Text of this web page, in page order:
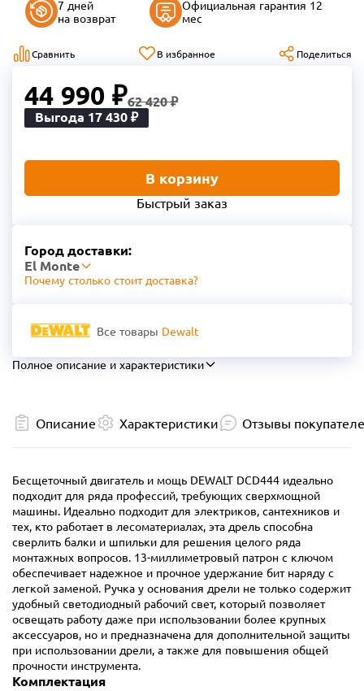
7 дней
на возврат
Официальная гарантия 12
мес
Сравнить В избранное Поделиться
44 990 ₽62 420 ₽
Выгода 17 430 ₽
В корзину
Быстрый заказ
Город доставки:
El Monte
Почему столько стоит доставка?
Все товары Dewalt
Полное описание и характеристики
Описание Характеристики Отзывы
Бесщеточный двигатель и мощь DEWALT DCD444 идеально
подходит для ряда профессий, требующих сверхмощной
машины. Идеально подходит для электриков, сантехников и
тех, кто работает в лесоматериалах, эта дрель способна
сверлить балки и шпильки для решения целого ряда
монтажных вопросов. 13-миллиметровый патрон с ключом
обеспечивает надежное и прочное удержание бит наряду с
легкой заменой. Ручка у основания дрели не только содержит
удобный светодиодный рабочий свет, который позволяет
освещать работу даже при использовании более крупных
аксессуаров, но и предназначена для дополнительной защиты
при использовании дрели, а также для повышения общей
прочности инструмента.
Комплектация